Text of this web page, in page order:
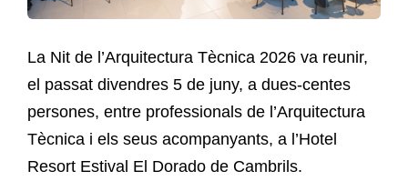
La Nit de l’Arquitectura Tècnica 2026 va reunir,
el passat divendres 5 de juny, a dues-centes
persones, entre professionals de l’Arquitectura
Tècnica i els seus acompanyants, a l’Hotel
Resort Estival El Dorado de Cambrils.